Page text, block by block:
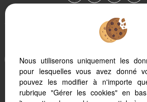
votre tablette ou votre
automatiquement aux
Logiciel de
Nous utiliserons uniquement les
pour lesquelles vous avez donné
pouvez les modifier à n'importe
rubrique "Gérer les cookies" en